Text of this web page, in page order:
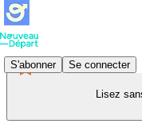
S'abonner Se connecter
Lisez